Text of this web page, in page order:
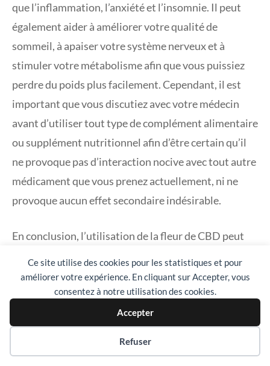
Ce site utilise des cookies pour les statistiques et pour
améliorer votre expérience. En cliquant sur Accepter, vous
consentez à notre utilisation des cookies.
Accepter
Refuser
Préférences des cookies
que l’inflammation, l’anxiété et l’insomnie. Il peut
également aider à améliorer votre qualité de
sommeil, à apaiser votre système nerveux et à
stimuler votre métabolisme afin que vous puissiez
perdre du poids plus facilement. Cependant, il est
important que vous discutiez avec votre médecin
avant d’utiliser tout type de complément alimentaire
ou supplément nutritionnel afin d’être certain qu’il
ne provoque pas d’interaction nocive avec tout autre
médicament que vous prenez actuellement, ni ne
provoque aucun effet secondaire indésirable.
En conclusion, l’utilisation de la fleur de CBD peut
bien-être. Il est recommandé de choisir des produits
certifiés, sans pesticides ni autres produits
chimiques nocifs, et de consommer la fleur de CBD